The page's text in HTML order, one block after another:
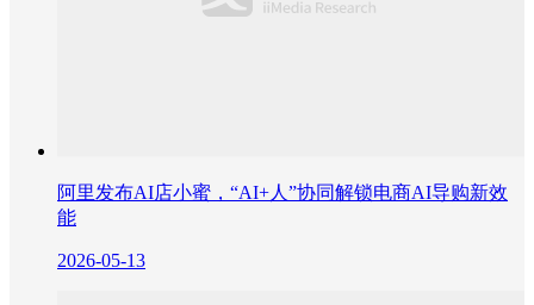
阿里发布AI店小蜜，“AI+人”协同解锁电商AI导购新效
能
2026-05-13